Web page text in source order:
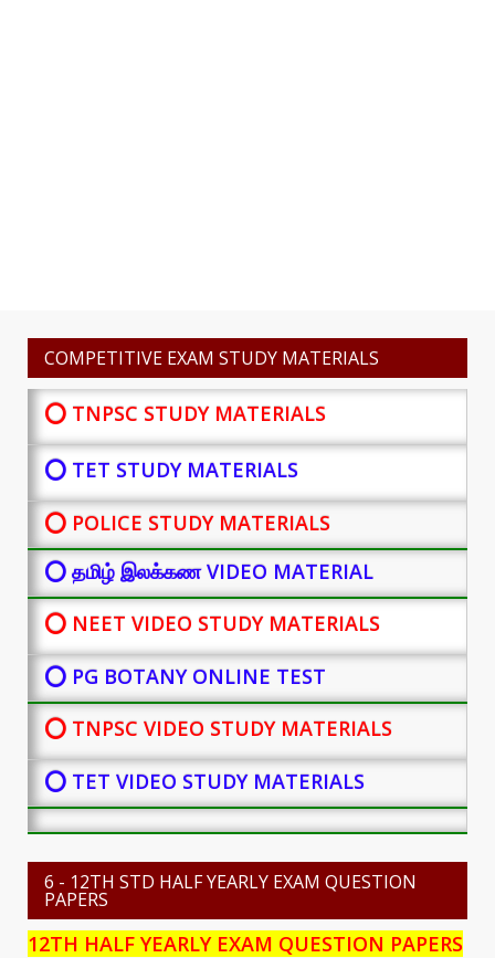
COMPETITIVE EXAM STUDY MATERIALS
⭕ TNPSC STUDY MATERIALS
⭕ TET STUDY MATERIALS
⭕ POLICE STUDY MATERIALS
⭕ தமிழ் இலக்கண VIDEO MATERIAL
⭕ NEET VIDEO STUDY MATERIALS
⭕ PG BOTANYONLINE TEST
⭕ TNPSC VIDEO STUDY MATERIALS
⭕ TET VIDEO STUDY MATERIALS
6 - 12TH STD HALF YEARLY EXAM QUESTION
PAPERS
12TH HALF YEARLY EXAM QUESTION PAPERS